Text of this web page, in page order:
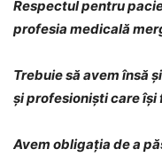
Respectul pentru
profesia medicală
Trebuie să avem însă
și profesioniști care își
Avem obligația de a